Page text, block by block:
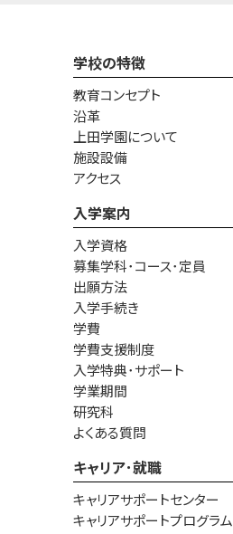
学校の特徴
教育コンセプト
沿革
上田学園について
施設設備
アクセス
入学案内
入学資格
募集学科･コース･定員
出願方法
入学手続き
学費
学費支援制度
入学特典･サポート
学業期間
研究科
よくある質問
キャリア･就職
キャリアサポートセンター
キャリアサポートプログラム